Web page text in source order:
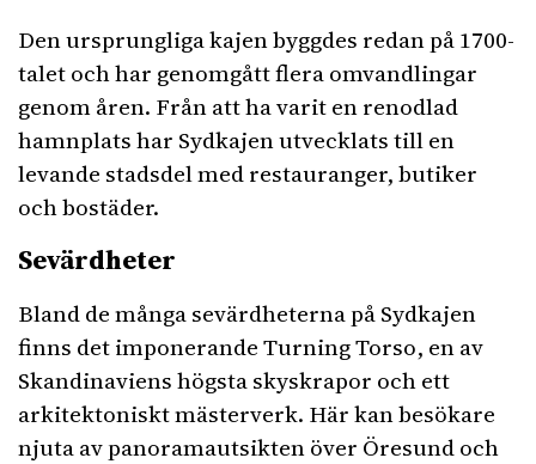
Den ursprungliga kajen byggdes redan på 1700-
talet och har genomgått flera omvandlingar
genom åren. Från att ha varit en renodlad
hamnplats har Sydkajen utvecklats till en
levande stadsdel med restauranger, butiker
och bostäder.
Sevärdheter
Bland de många sevärdheterna på Sydkajen
finns det imponerande Turning Torso, en av
Skandinaviens högsta skyskrapor och ett
arkitektoniskt mästerverk. Här kan besökare
njuta av panoramautsikten över Öresund och